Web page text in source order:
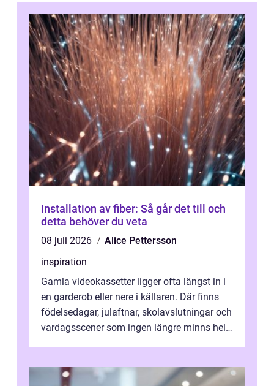
Installation av fiber: Så går det till och
detta behöver du veta
08 juli 2026
Alice Pettersson
inspiration
Gamla videokassetter ligger ofta längst in i
en garderob eller nere i källaren. Där finns
födelsedagar, julaftnar, skolavslutningar och
vardagsscener som ingen längre minns helt.